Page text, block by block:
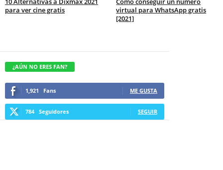
para ver cine gratis
virtual para WhatsApp gratis
[2021]
¿AÚN NO ERES FAN?
1,921 Fans ME GUSTA
784 Seguidores SEGUIR